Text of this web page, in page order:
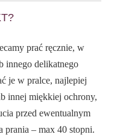
prać ręcznie, w
innego delikatnego
je w pralce, najlepiej
innej miękkiej ochrony,
przed ewentualnym
prania – max 40 stopni.